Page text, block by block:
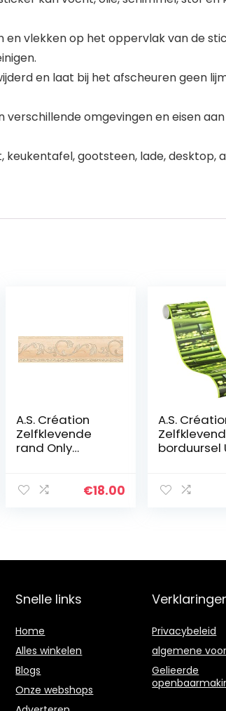
en vlekken op het oppervlak van de
en laat bij het afscheuren geen
verschillende omgevingen en eisen
keukentafel, gootsteen, lade, desktop,
A.S. Création
Zelfklevende
rand Only
bloemen 5,00 m
€18.00
A.S.
borduursel
Wellness
Snelle links
Home
Alles winkelen
Blogs
Onze webshops
Privacybeleid
algemene
Gelieerde